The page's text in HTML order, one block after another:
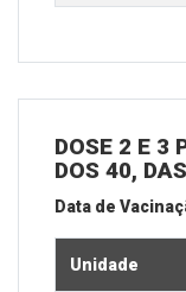
DOSE 2 E 3
DOS 40,
Data de
Unidade